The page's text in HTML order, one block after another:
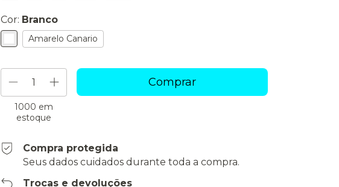
Cor: Branco
Amarelo Canario
1000 em
estoque
Compra protegida
Seus dados cuidados durante toda a compra.
Trocas e devoluções